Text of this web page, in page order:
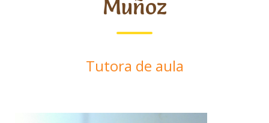
Muñoz
Tutora de aula